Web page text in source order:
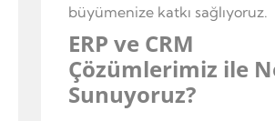
büyümenize katkı sağlıyoruz.
ERP ve CRM
Çözümlerimiz ile
Sunuyoruz?